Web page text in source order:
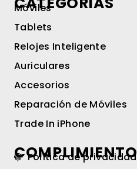
Móviles
Tablets
Relojes Inteligente
Auriculares
Accesorios
Reparación de Móviles
Trade In iPhone
COMPLIMIENTO
Política de privacidad